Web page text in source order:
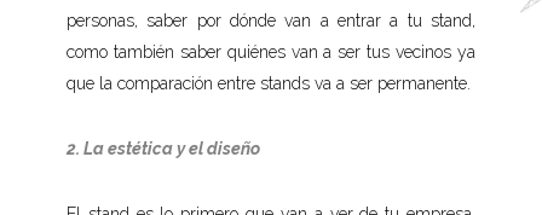
personas, saber por dónde van a entrar a tu stand,
como también saber quiénes van a ser tus vecinos ya
que la comparación entre stands va a ser permanente.
2. La estética y el diseño